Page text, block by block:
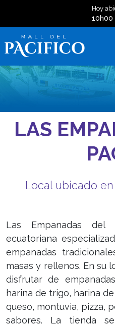
Hoy
10h00
LAS
Local ubicado
Las Empanadas
ecuatoriana
empanadas
masas y rellenos. En su
disfrutar de
harina de trigo, harina
queso, montuvia, pizza,
sabores. La tienda